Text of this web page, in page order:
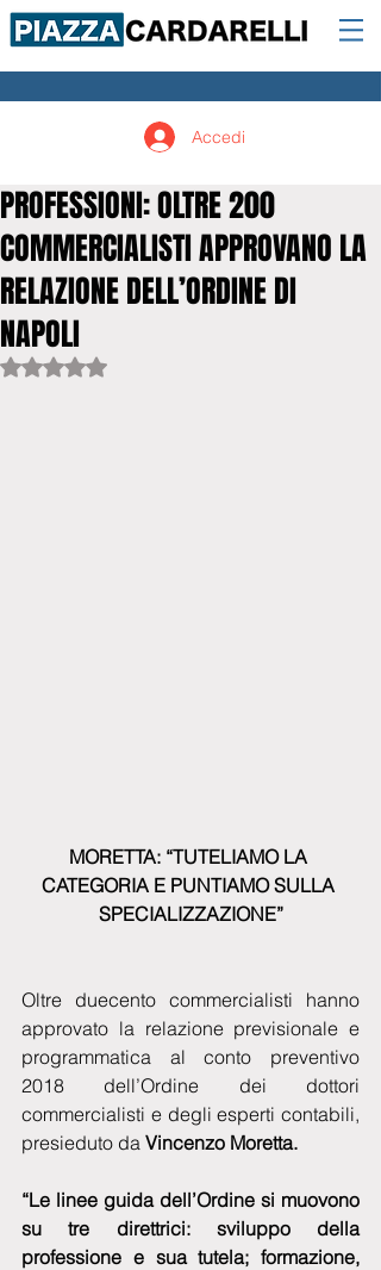
Accedi
PROFESSIONI: OLTRE 200
COMMERCIALISTI APPROVANO LA
RELAZIONE DELL’ORDINE DI
NAPOLI
Valutazione NaN stelle su 5.
MORETTA: “TUTELIAMO LA
CATEGORIA E PUNTIAMO SULLA
SPECIALIZZAZIONE”
Oltre duecento commercialisti hanno
approvato la relazione previsionale e
programmatica al conto preventivo
2018 dell’Ordine dei dottori
commercialisti e degli esperti contabili,
presieduto da Vincenzo Moretta.
“Le linee guida dell’Ordine si muovono
su tre direttrici: sviluppo della
professione e sua tutela; formazione,